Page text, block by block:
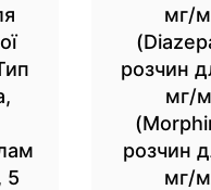
5
мг/
розчин
мг/
розчин
мг/